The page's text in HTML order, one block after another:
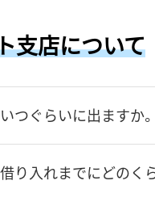
支店について
つぐらいに出ますか。
り入れまでにどのく